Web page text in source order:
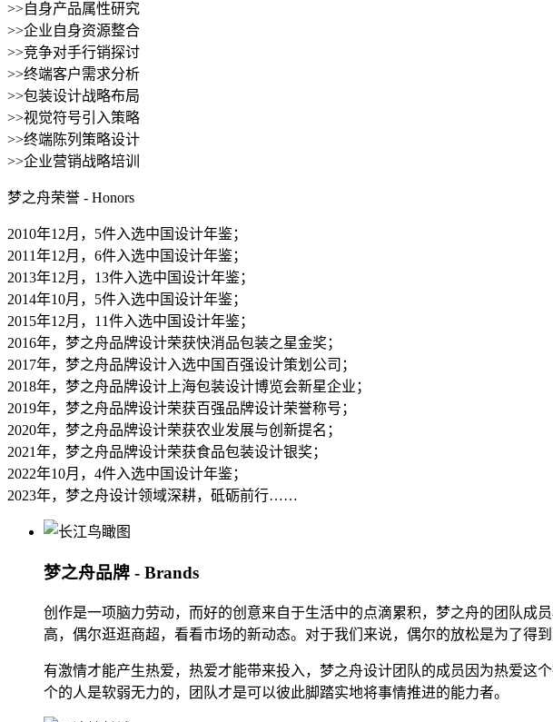
>>自身产品属性研究
>>企业自身资源整合
>>竞争对手行销探讨
>>终端客户需求分析
>>包装设计战略布局
>>视觉符号引入策略
>>终端陈列策略设计
>>企业营销战略培训
梦之舟荣誉 - Honors
2010年12月，5件入选中国设计年鉴；
2011年12月，6件入选中国设计年鉴；
2013年12月，13件入选中国设计年鉴；
2014年10月，5件入选中国设计年鉴；
2015年12月，11件入选中国设计年鉴；
2016年，梦之舟品牌设计荣获快消品包装之星金奖；
2017年，梦之舟品牌设计入选中国百强设计策划公司；
2018年，梦之舟品牌设计上海包装设计博览会新星企业；
2019年，梦之舟品牌设计荣获百强品牌设计荣誉称号；
2020年，梦之舟品牌设计荣获农业发展与创新提名；
2021年，梦之舟品牌设计荣获食品包装设计银奖；
2022年10月，4件入选中国设计年鉴；
2023年，梦之舟设计领域深耕，砥砺前行……
梦之舟品牌 - Brands
创作是一项脑力劳动，而好的创意来自于生活中的点滴累积，梦之舟的团队成
高，偶尔逛逛商超，看看市场的新动态。对于我们来说，偶尔的放松是为了得
有激情才能产生热爱，热爱才能带来投入，梦之舟设计团队的成员因为热爱这
个的人是软弱无力的，团队才是可以彼此脚踏实地将事情推进的能力者。